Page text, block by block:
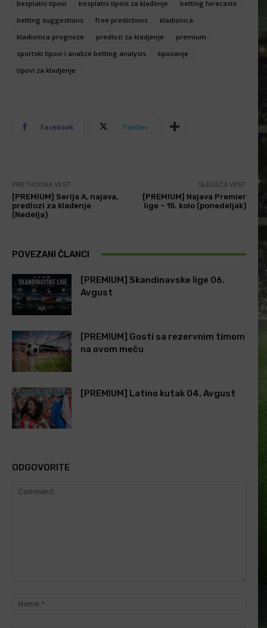
besplatni tipovi
besplatni tipovi za klađenje
betting forecasts
betting suggestions
free predictions
kladionica
kladionica prognoze
predlozi za kladjenje
premium
sportski tipovi i analize betting analysis
tipovanje
tipovi za kladjenje
Facebook Twitter
PRETHODNA VEST
[PREMIUM] Serija A, najava,
predlozi za klađenje
(Nedelja)
SLEDEĆA VEST
[PREMIUM] Najava Premier
lige – 15. kolo (ponedeljak)
POVEZANI ČLANCI
[PREMIUM] Skandinavske lige 06.
Avgust
[PREMIUM] Gosti sa rezervnim timom
na ovom meču
[PREMIUM] Latino kutak 04. Avgust
ODGOVORITE